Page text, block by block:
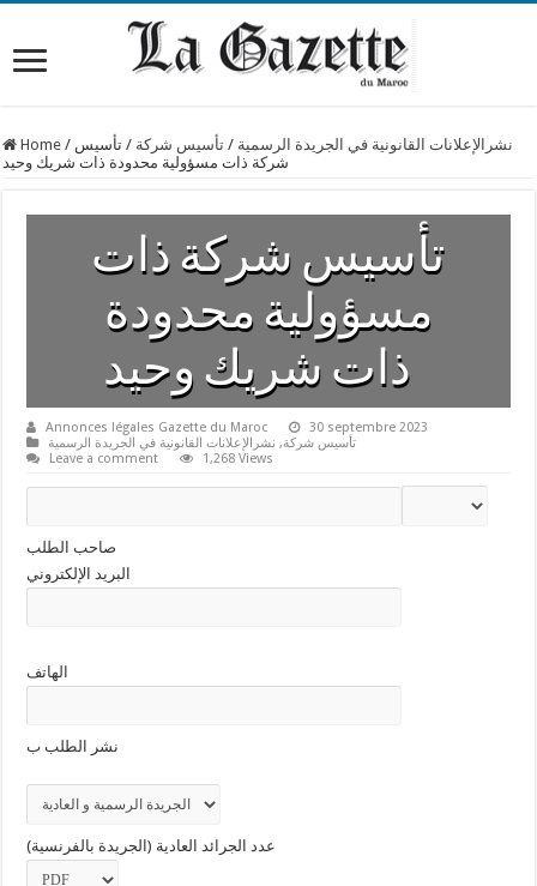
Home / نشرالإعلانات القانونية في الجريدة الرسمية / تأسيس شركة / تأسيس
تأسيس شركة ذات
مسؤولية محدودة
Annonces légales Gazette du Maroc
30 septembre 2023
تأسيس شركة, نشرالإعلانات القانونية في الجريدة الرسمية
Leave a comment
1,268 Views
صاحب الطلب
البريد الإلكتروني
الهاتف
نشر الطلب ب
عدد الجرائد العادية (الجريدة بالفرنسية)